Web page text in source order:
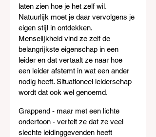
laten zien hoe je het zelf wil.
Natuurlijk moet je daar vervolgens je
eigen stijl in ontdekken.
Menselijkheid vind ze zelf de
belangrijkste eigenschap in een
leider en dat vertaalt ze naar hoe
een leider afstemt in wat een ander
nodig heeft. Situationeel leiderschap
wordt dat ook wel genoemd.
Grappend - maar met een lichte
ondertoon - vertelt ze dat ze veel
slechte leidinggevenden heeft